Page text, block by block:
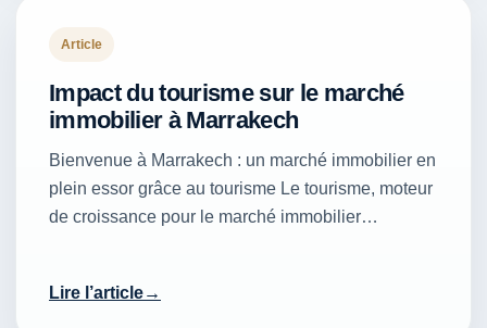
Article
Impact du tourisme sur le marché
immobilier à Marrakech
Bienvenue à Marrakech : un marché immobilier en
plein essor grâce au tourisme Le tourisme, moteur
de croissance pour le marché immobilier…
Lire l’article